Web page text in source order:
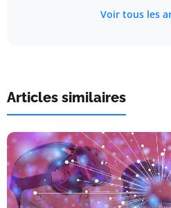
Voir tous les
Articles similaires